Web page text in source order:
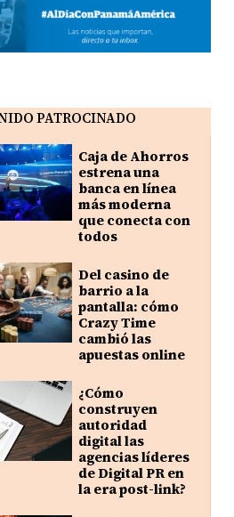
PATROCINADO
Caja de Ahorros
estrena una
banca en línea
más moderna
que conecta con
todos
Del casino de
barrio a la
pantalla: cómo
Crazy Time
cambió las
apuestas online
¿Cómo
construyen
autoridad
digital las
agencias líderes
de Digital PR en
la era post-link?